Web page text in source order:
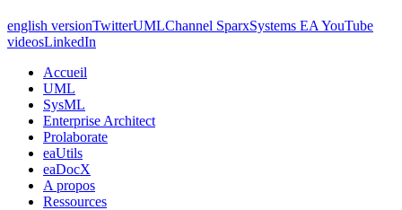
english versionTwitterUMLChannel SparxSystems EA YouTube
videosLinkedIn
Accueil
UML
SysML
Enterprise Architect
Prolaborate
eaUtils
eaDocX
A propos
Ressources